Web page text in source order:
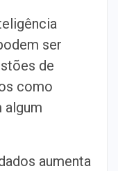
ser
de
como
algum
aumenta